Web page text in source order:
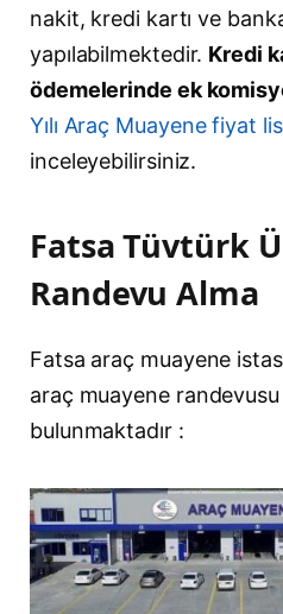
nakit, kredi kartı ve
yapılabilmektedir. Kredi
ödemelerinde ek
Yılı Araç Muayene fiyat
inceleyebilirsiniz.
Fatsa Tüvtürk
Randevu Alma
Fatsa araç muayene
araç muayene
bulunmaktadır :